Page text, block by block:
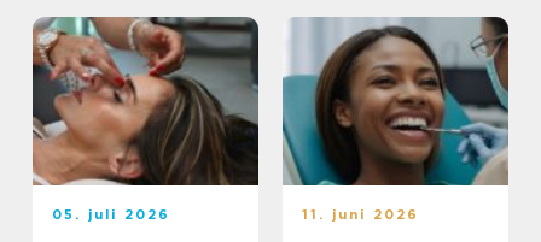
05. juli 2026 11. juni 2026